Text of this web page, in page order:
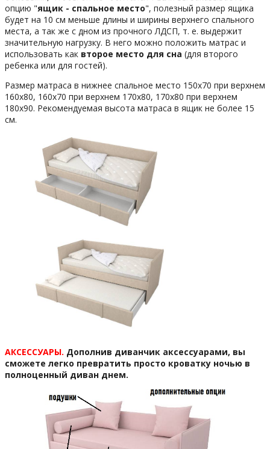
опцию "ящик - спальное место", полезный размер ящика
будет на 10 см меньше длины и ширины верхнего спального
места, а так же с дном из прочного ЛДСП, т. е. выдержит
значительную нагрузку. В него можно положить матрас и
использовать как второе место для сна (для второго
ребенка или для гостей).
Размер матраса в нижнее спальное место 150х70 при верхнем
160х80, 160х70 при верхнем 170х80, 170х80 при верхнем
180х90. Рекомендуемая высота матраса в ящик не более 15
см.
АКСЕССУАРЫ. Дополнив диванчик аксессуарами, вы
сможете легко превратить просто кроватку ночью в
полноценный диван днем.